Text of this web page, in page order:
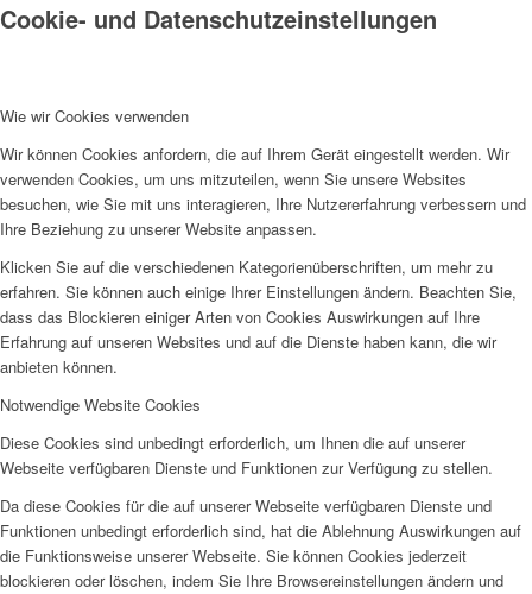
Cookie- und Datenschutzeinstellungen
Wie wir Cookies verwenden
Wir können Cookies anfordern, die auf Ihrem Gerät eingestellt werden. Wir
verwenden Cookies, um uns mitzuteilen, wenn Sie unsere Websites
besuchen, wie Sie mit uns interagieren, Ihre Nutzererfahrung verbessern und
Ihre Beziehung zu unserer Website anpassen.
Klicken Sie auf die verschiedenen Kategorienüberschriften, um mehr zu
erfahren. Sie können auch einige Ihrer Einstellungen ändern. Beachten Sie,
dass das Blockieren einiger Arten von Cookies Auswirkungen auf Ihre
Erfahrung auf unseren Websites und auf die Dienste haben kann, die wir
anbieten können.
Notwendige Website Cookies
Diese Cookies sind unbedingt erforderlich, um Ihnen die auf unserer
Webseite verfügbaren Dienste und Funktionen zur Verfügung zu stellen.
Da diese Cookies für die auf unserer Webseite verfügbaren Dienste und
Funktionen unbedingt erforderlich sind, hat die Ablehnung Auswirkungen auf
die Funktionsweise unserer Webseite. Sie können Cookies jederzeit
blockieren oder löschen, indem Sie Ihre Browsereinstellungen ändern und